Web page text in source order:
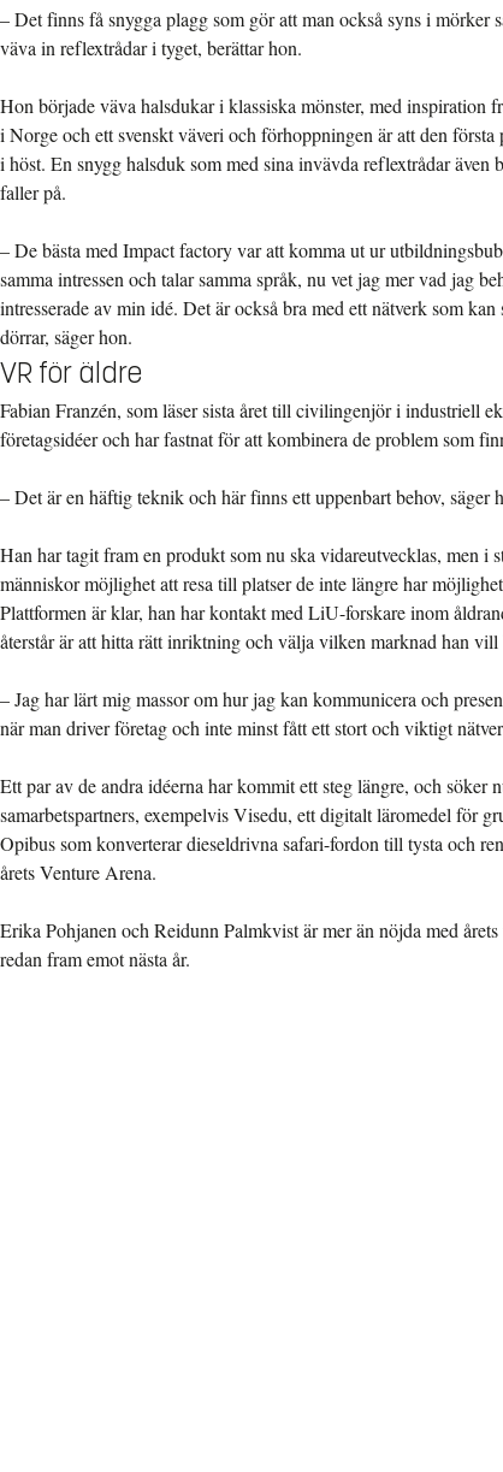
– Det finns få snygga plagg som gör att man också syns i mörker
väva in reflextrådar i tyget, berättar hon.
Hon började väva halsdukar i klassiska mönster, med inspiration
i Norge och ett svenskt väveri och förhoppningen är att den
i höst. En snygg halsduk som med sina invävda reflextrådar
faller på.
– De bästa med Impact factory var att komma ut ur
samma intressen och talar samma språk, nu vet jag mer vad jag
intresserade av min idé. Det är också bra med ett nätverk som
dörrar, säger hon.
VR för äldre
Fabian Franzén, som läser sista året till civilingenjör i industriell
företagsidéer och har fastnat för att kombinera de problem som
– Det är en häftig teknik och här finns ett uppenbart behov, säger
Han har tagit fram en produkt som nu ska vidareutvecklas, men i
människor möjlighet att resa till platser de inte längre har
Plattformen är klar, han har kontakt med LiU-forskare inom
återstår är att hitta rätt inriktning och välja vilken marknad han vill
– Jag har lärt mig massor om hur jag kan kommunicera och
när man driver företag och inte minst fått ett stort och viktigt
Ett par av de andra idéerna har kommit ett steg längre, och söker
samarbetspartners, exempelvis Visedu, ett digitalt läromedel för
Opibus som konverterar dieseldrivna safari-fordon till tysta och
årets Venture Arena.
Erika Pohjanen och Reidunn Palmkvist är mer än nöjda med
redan fram emot nästa år.